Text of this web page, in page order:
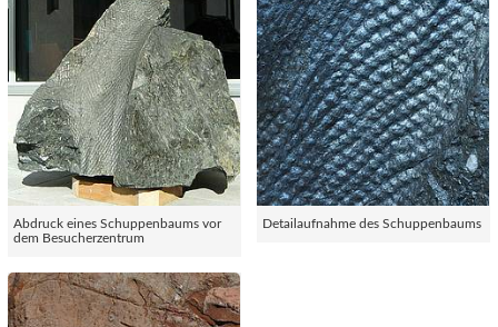
Abdruck eines Schuppenbaums vor
dem Besucherzentrum
Detailaufnahme des Schuppenbaums